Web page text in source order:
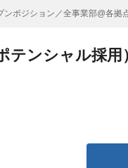
ンポジション／全事業部@各拠
ンシャル採用